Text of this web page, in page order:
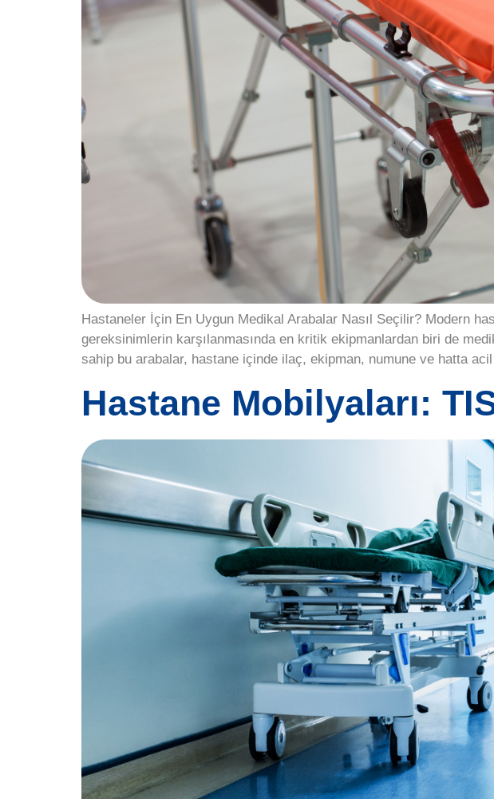
Hastaneler İçin En Uygun Medikal Arabalar Nasıl Seçilir? Modern
gereksinimlerin karşılanmasında en kritik ekipmanlardan biri de
sahip bu arabalar, hastane içinde ilaç, ekipman, numune ve hatta
Hastane Mobilyaları: